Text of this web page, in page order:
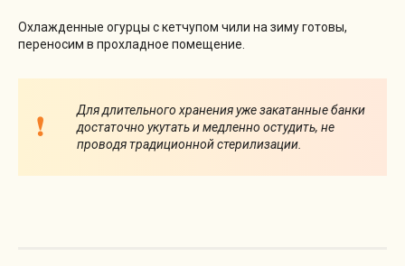
Охлажденные огурцы с кетчупом чили на зиму готовы,
переносим в прохладное помещение.
Для длительного хранения уже закатанные банки
достаточно укутать и медленно остудить, не
проводя традиционной стерилизации.